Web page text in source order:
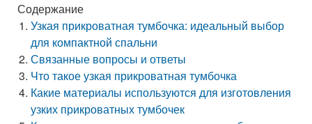
Содержание
Узкая прикроватная тумбочка: идеальный выбор
для компактной спальни
Связанные вопросы и ответы
Что такое узкая прикроватная тумбочка
Какие материалы используются для изготовления
узких прикроватных тумбочек